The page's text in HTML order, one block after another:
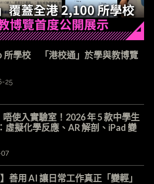
所學校 「港校通」於學與教博覽
25
唔使入實驗室！2026 年 5 款中學生
虛擬化學反應、AR 解剖、iPad 變
善用 AI 讓日常工作真正「變輕」